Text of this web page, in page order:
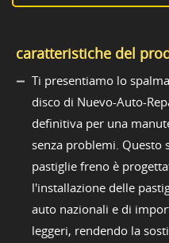
caratteristiche del
Ti presentiamo lo
disco di Nuevo-Auto-
definitiva per una
senza problemi.
pastiglie freno è
l'installazione delle
auto nazionali e di
leggeri, rendendo la